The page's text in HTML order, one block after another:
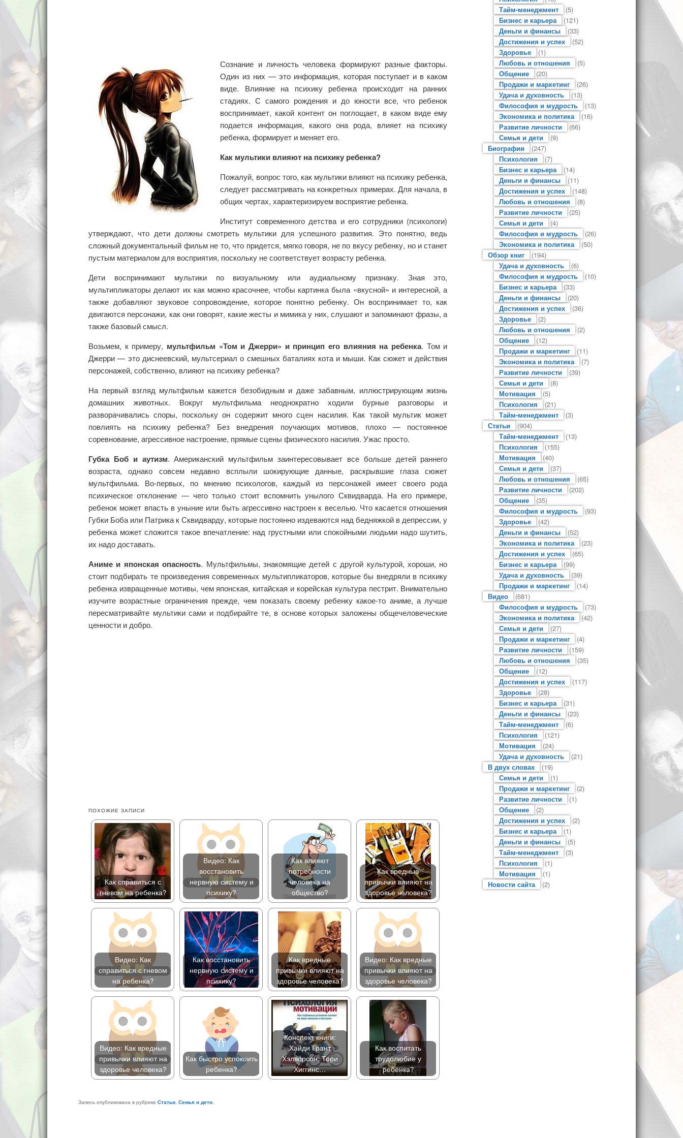
Сознание и личность человека формируют разные факторы.
Один из них — это информация, которая поступает и в каком
виде. Влияние на психику ребенка происходит на ранних
стадиях. С самого рождения и до юности все, что ребенок
воспринимает, какой контент он поглощает, в каком виде ему
подается информация, какого она рода, влияет на психику
ребенка, формирует и меняет его.
Как мультики влияют на психику ребенка?
Пожалуй, вопрос того, как мультики влияют на психику ребенка,
следует рассматривать на конкретных примерах. Для начала, в
общих чертах, характеризируем восприятие ребенка.
Институт современного детства и его сотрудники (психологи)
утверждают, что дети должны смотреть мультики для успешного развития. Это понятно, ведь
сложный документальный фильм не то, что придется, мягко говоря, не по вкусу ребенку, но и станет
пустым материалом для восприятия, поскольку не соответствует возрасту ребенка.
Дети воспринимают мультики по визуальному или аудиальному признаку. Зная это,
мультипликаторы делают их как можно красочнее, чтобы картинка была «вкусной» и интересной, а
также добавляют звуковое сопровождение, которое понятно ребенку. Он воспринимает то, как
двигаются персонажи, как они говорят, какие жесты и мимика у них, слушают и запоминают фразы, а
также базовый смысл.
Возьмем, к примеру, мультфильм «Том и Джерри» и принцип его влияния на ребенка. Том и
Джерри — это диснеевский, мультсериал о смешных баталиях кота и мыши. Как сюжет и действия
персонажей, собственно, влияют на психику ребенка?
На первый взгляд мультфильм кажется безобидным и даже забавным, иллюстрирующим жизнь
домашних животных. Вокруг мультфильма неоднократно ходили бурные разговоры и
разворачивались споры, поскольку он содержит много сцен насилия. Как такой мультик может
повлиять на психику ребенка? Без внедрения поучающих мотивов, плохо — постоянное
соревнование, агрессивное настроение, прямые сцены физического насилия. Ужас просто.
Губка Боб и аутизм. Американский мультфильм заинтересовывает все больше детей раннего
возраста, однако совсем недавно всплыли шокирующие данные, раскрывшие глаза сюжет
мультфильма. Во-первых, по мнению психологов, каждый из персонажей имеет своего рода
психическое отклонение — чего только стоит вспомнить унылого Сквидварда. На его примере,
ребенок может впасть в уныние или быть агрессивно настроен к веселью. Что касается отношения
Губки Боба или Патрика к Сквидварду, которые постоянно издеваются над бедняжкой в депрессии, у
ребенка может сложится такое впечатление: над грустными или спокойными людьми надо шутить,
их надо доставать.
Аниме и японская опасность. Мультфильмы, знакомящие детей с другой культурой, хороши, но
стоит подбирать те произведения современных мультипликаторов, которые бы внедряли в психику
ребенка извращенные мотивы, чем японская, китайская и корейская культура пестрит. Внимательно
изучите возрастные ограничения прежде, чем показать своему ребенку какое-то аниме, а лучше
пересматривайте мультики сами и подбирайте те, в основе которых заложены общечеловеческие
ценности и добро.
ПОХОЖИЕ ЗАПИСИ
Как справиться с
гневом на ребенка?
Видео: Как
восстановить
нервную систему и
психику?
Как влияют
потребности
человека на
общество?
Как вредные
привычки влияют на
здоровье человека?
Видео: Как
справиться с гневом
на ребенка?
Как восстановить
нервную систему и
психику?
Как вредные
привычки влияют на
здоровье человека?
Видео: Как вредные
привычки влияют на
здоровье человека?
Видео: Как вредные
привычки влияют на
здоровье человека?
Как быстро успокоить
ребенка?
Конспект книги:
Хайди Грант
Хэлворсон, Тори
Хиггинс…
Как воспитать
трудолюбие у
ребенка?
Запись опубликована в рубрикеСтатьи,Семья и дети.
Тайм-менеджмент
(5)
Бизнес и карьера
(121)
Деньги и финансы
(33)
Достижения и успех
(52)
Здоровье
(1)
Любовь и отношения
(5)
Общение
(20)
Продажи и маркетинг
(26)
Удача и духовность
(13)
Философия и мудрость
(13)
Экономика и политика
(16)
Развитие личности
(66)
Семья и дети
(9)
Биографии
(247)
Психология
(7)
Бизнес и карьера
(14)
Деньги и финансы
(11)
Достижения и успех
(148)
Любовь и отношения
(8)
Развитие личности
(25)
Семья и дети
(4)
Философия и мудрость
(26)
Экономика и политика
(50)
Обзор книг
(194)
Удача и духовность
(6)
Философия и мудрость
(10)
Бизнес и карьера
(33)
Деньги и финансы
(20)
Достижения и успех
(36)
Здоровье
(2)
Любовь и отношения
(2)
Общение
(12)
Продажи и маркетинг
(11)
Экономика и политика
(7)
Развитие личности
(39)
Семья и дети
(8)
Мотивация
(5)
Психология
(21)
Тайм-менеджмент
(3)
Статьи
(904)
Тайм-менеджмент
(13)
Психология
(155)
Мотивация
(40)
Семья и дети
(37)
Любовь и отношения
(65)
Развитие личности
(202)
Общение
(35)
Философия и мудрость
(93)
Здоровье
(42)
Деньги и финансы
(52)
Экономика и политика
(23)
Достижения и успех
(65)
Бизнес и карьера
(99)
Удача и духовность
(39)
Продажи и маркетинг
(14)
Видео
(681)
Философия и мудрость
(73)
Экономика и политика
(42)
Семья и дети
(27)
Продажи и маркетинг
(4)
Развитие личности
(159)
Любовь и отношения
(35)
Общение
(12)
Достижения и успех
(117)
Здоровье
(28)
Бизнес и карьера
(31)
Деньги и финансы
(23)
Тайм-менеджмент
(6)
Психология
(121)
Мотивация
(24)
Удача и духовность
(21)
В двух словах
(19)
Семья и дети
(1)
Продажи и маркетинг
(2)
Развитие личности
(1)
Общение
(2)
Достижения и успех
(2)
Бизнес и карьера
(1)
Деньги и финансы
(5)
Тайм-менеджмент
(3)
Психология
(1)
Мотивация
(1)
Новости сайта
(2)